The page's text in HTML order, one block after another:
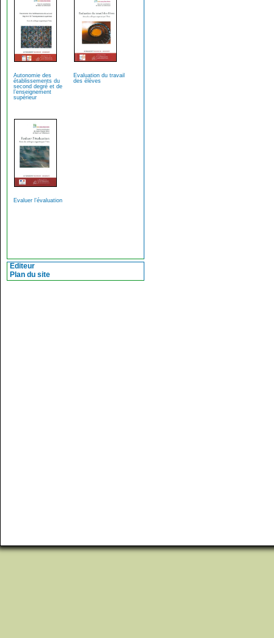
Autonomie des
établissements du
second degré et de
l’enseignement
supérieur
Evaluation du travail
des élèves
Evaluer l’évaluation
Editeur
Plan du site